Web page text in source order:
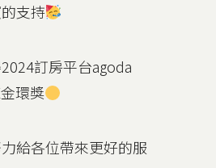
支持
訂房平台agoda
金環獎
給各位帶來更好的服